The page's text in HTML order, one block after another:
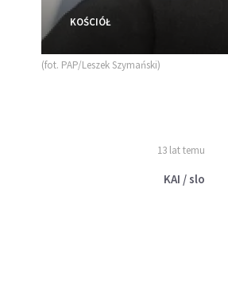
KOŚCIÓŁ
(fot. PAP/Leszek Szymański)
13 lat temu
KAI / slo